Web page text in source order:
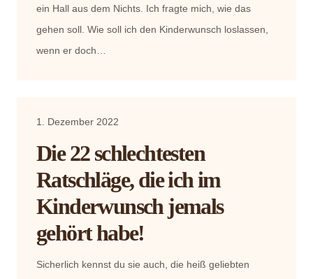
ein Hall aus dem Nichts. Ich fragte mich, wie das
gehen soll. Wie soll ich den Kinderwunsch loslassen,
wenn er doch…
1. Dezember 2022
Die 22 schlechtesten
Ratschläge, die ich im
Kinderwunsch jemals
gehört habe!
Sicherlich kennst du sie auch, die heiß geliebten